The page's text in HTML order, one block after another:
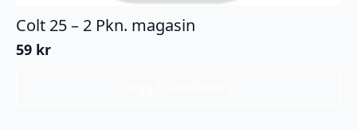
Colt 25 – 2 Pkn. magasin
59 kr